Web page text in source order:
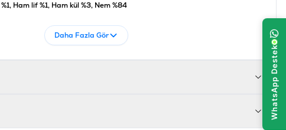
Ham lif %1, Ham kül %3, Nem %84
8681299609116
Daha Fazla Gör